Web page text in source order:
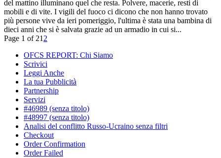
del mattino illuminano quel che resta. Polvere, macerie, resti di
mobili e di vite. I vigili del fuoco ci dicono che non hanno trovato
più persone vive da ieri pomeriggio, l'ultima è stata una bambina di
dieci anni che si è salvata grazie ad un armadio in cui si...
Page 1 of 21 2
OFCS REPORT: Chi Siamo
Scrivici
Leggi Anche
La tua Pubblicità
Partnership
Servizi
#46989 (senza titolo)
#48997 (senza titolo)
Analisi del conflitto Russo-Ucraino senza filtri
Checkout
Order Confirmation
Order Failed